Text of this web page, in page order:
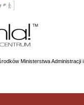
Ministerstwa Administracji i